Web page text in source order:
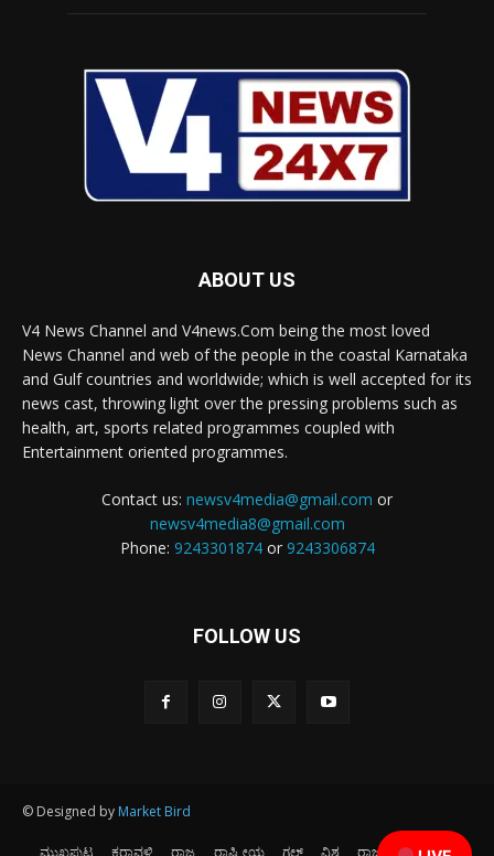
ABOUT US
V4 News Channel and V4news.Com being the most loved
News Channel and web of the people in the coastal Karnataka
and Gulf countries and worldwide; which is well accepted for its
news cast, throwing light over the pressing problems such as
health, art, sports related programmes coupled with
Entertainment oriented programmes.
Contact us: newsv4media@gmail.com or
newsv4media8@gmail.com
Phone: 9243301874or 9243306874
FOLLOW US
© Designed by Market Bird